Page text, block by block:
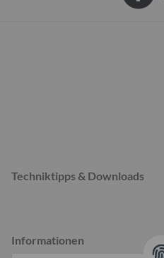
Techniktipps & Downloads
Informationen